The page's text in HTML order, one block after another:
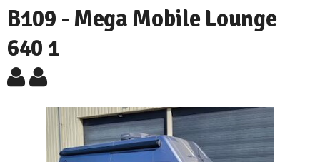
B109 - Mega Mobile Lounge
640 1